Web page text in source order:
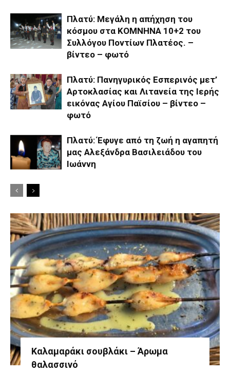
Πλατύ: Μεγάλη η απήχηση του
κόσμου στα ΚΟΜΝΗΝΑ 10+2 του
Συλλόγου Ποντίων Πλατέος. –
βίντεο – φωτό
Πλατύ: Πανηγυρικός Εσπερινός μετ’
Αρτοκλασίας και Λιτανεία της Ιερής
εικόνας Αγίου Παϊσίου – βίντεο –
φωτό
Πλατύ: Έφυγε από τη ζωή η αγαπητή
μας Αλεξάνδρα Βασιλειάδου του
Ιωάννη
Καλαμαράκι σουβλάκι – Άρωμα
θαλασσινό